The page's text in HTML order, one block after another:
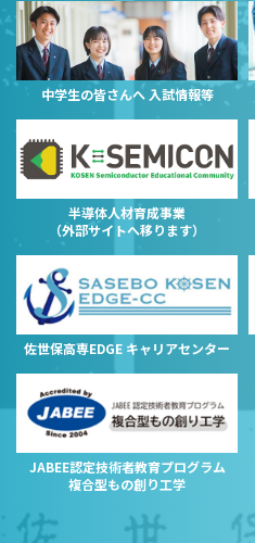
中学生の皆さんへ 入試情報等
半導体人材育成事業
（外部サイトへ移ります）
佐世保高専EDGE キャリアセンター
JABEE認定技術者教育プログラム
複合型もの創り工学